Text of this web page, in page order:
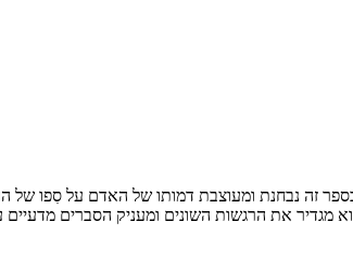
זה נבחנת ומעוצבת דמותו של האדם על סִפו של
את הרגשות השונים ומעניק הסברים מדעיים